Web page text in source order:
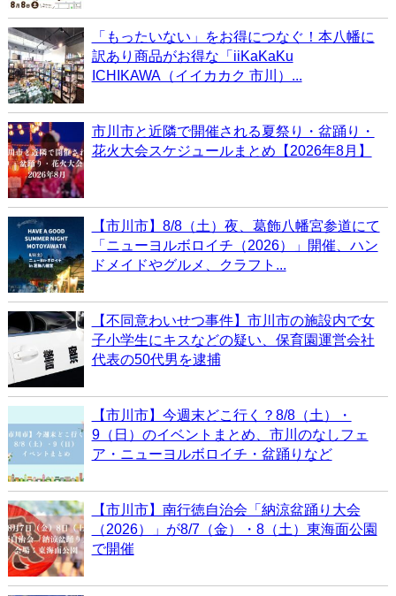
「もったいない」をお得につなぐ！本八幡に
訳あり商品がお得な「iiKaKaKu
ICHIKAWA（イイカカク 市川）...
市川市と近隣で開催される夏祭り・盆踊り・
花火大会スケジュールまとめ【2026年8月】
【市川市】8/8（土）夜、葛飾八幡宮参道にて
「ニューヨルボロイチ（2026）」開催、ハン
ドメイドやグルメ、クラフト...
【不同意わいせつ事件】市川市の施設内で女
子小学生にキスなどの疑い、保育園運営会社
代表の50代男を逮捕
【市川市】今週末どこ行く？8/8（土）・
9（日）のイベントまとめ、市川のなしフェ
ア・ニューヨルボロイチ・盆踊りなど
【市川市】南行徳自治会「納涼盆踊り大会
（2026）」が8/7（金）・8（土）東海面公園
で開催